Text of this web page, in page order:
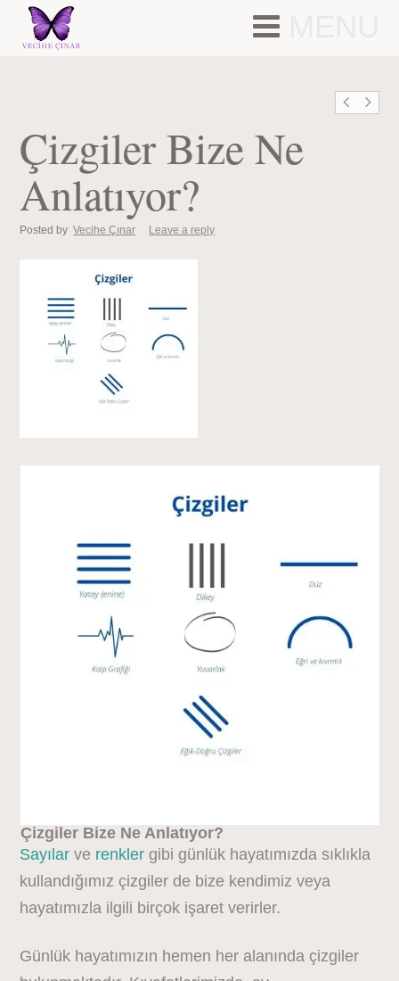
MENU
Çizgiler Bize Ne
Anlatıyor?
Posted by Vecihe Çınar Leave a reply
Çizgiler Bize Ne Anlatıyor?
Sayılar ve renkler gibi günlük hayatımızda sıklıkla
kullandığımız çizgiler de bize kendimiz veya
hayatımızla ilgili birçok işaret verirler.
Günlük hayatımızın hemen her alanında çizgiler